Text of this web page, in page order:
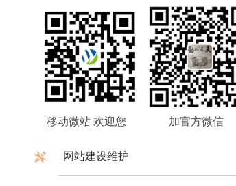
移动微站 欢迎您 加官方微信
网站建设维护